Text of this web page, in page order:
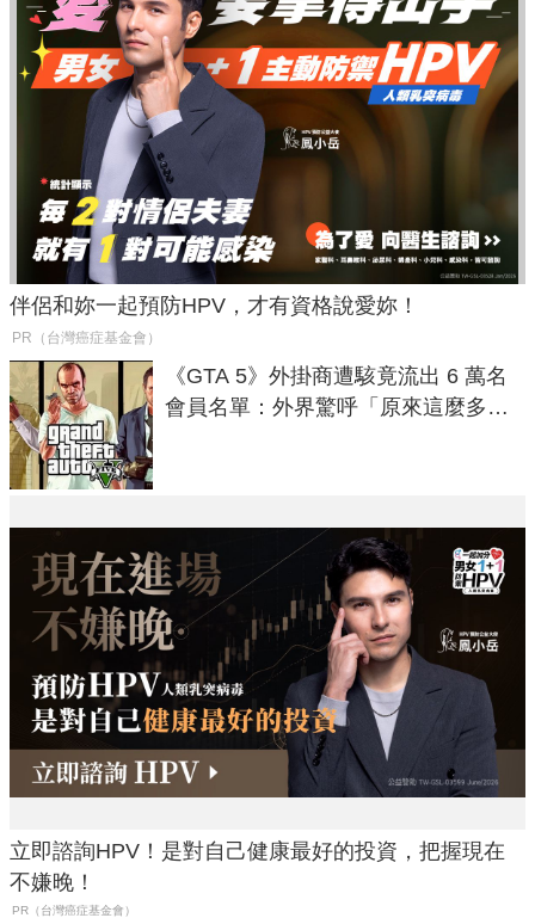
伴侶和妳一起預防HPV，才有資格說愛妳！
PR（台灣癌症基金會）
《GTA 5》外掛商遭駭竟流出 6 萬名
會員名單：外界驚呼「原來這麼多人
立即諮詢HPV！是對自己健康最好的投資，把握現在
不嫌晚！
PR（台灣癌症基金會）